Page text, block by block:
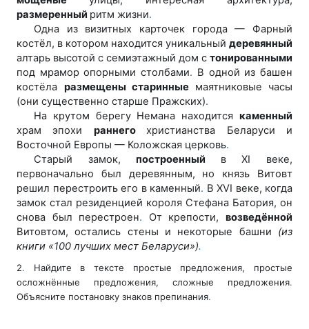
размеренный ритм жизни.
Одна из визитных карточек города — Фарный
костёл, в котором находится уникальный деревянный
алтарь высотой с семиэтажный дом с тонированными
под мрамор опорными столбами. В одной избашен
костёла размещены старинные маятниковые часы
(они существенно старше Пражских).
На крутом берегу Немана находится каменный
храм эпохи раннегохристианства Беларуси и
Восточной Европы — Коложская церковь.
Старый замок,построенный в XI веке,
первоначально был деревянным, но князь Витовт
решил перестроить его в каменный. В XVI веке, когда
замок стал резиденцией короля Стефана Батория, он
снова был перестроен. От крепости,возведённой
Витовтом, остались стены и некоторые башни (из
книги «100 лучших мест Беларуси»).
2. Найдите в тексте простые предложения, простые
осложнённые предложения, сложные предложения.
Объясните постановку знаков препинания.